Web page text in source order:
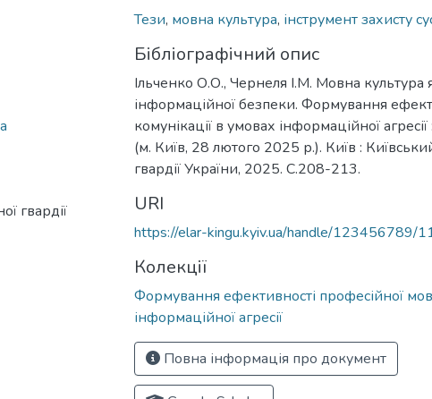
гвардії
Тези, мовна культура, інструмент захисту
Бібліографічний опис
Ільченко О.О., Чернеля І.М. Мовна культура
інформаційної безпеки. Формування
комунікації в умовах інформаційної
(м. Київ, 28 лютого 2025 р.). Київ :
гвардії України, 2025. С.208-213.
URI
https://elar-kingu.kyiv.ua/handle/123456789/
Колекції
Формування ефективності професійної
інформаційної агресії
Повна інформація про документ